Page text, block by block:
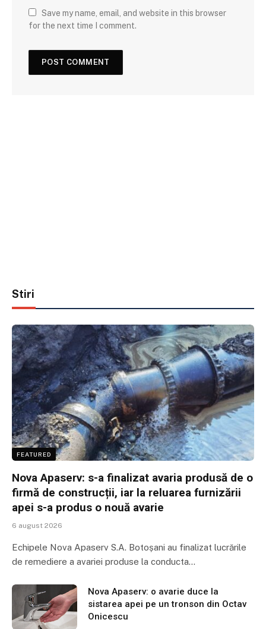
Save my name, email, and website in this browser
for the next time I comment.
Stiri
FEATURED
Nova Apaserv: s-a finalizat avaria produsă de o
firmă de construcții, iar la reluarea furnizării
apei s-a produs o nouă avarie
6 august 2026
Echipele Nova Apaserv S.A. Botoșani au finalizat lucrările
de remediere a avariei produse la conducta…
Nova Apaserv: o avarie duce la
sistarea apei pe un tronson din Octav
Onicescu